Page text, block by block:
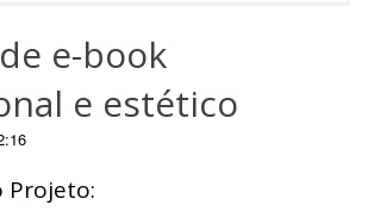
e-book
e estético
Projeto: